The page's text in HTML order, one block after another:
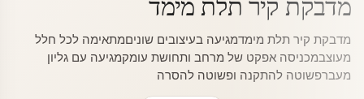
מדבקת קיר תלת מימד
מדבקת קיר תלת מימדמגיעה בעיצובים שוניםמתאימה לכל חלל
מעוצבמכניסה אפקט של מרחב ותחושת עומקמגיעה עם גליון
מעברפשוטה להתקנה ופשוטה להסרה